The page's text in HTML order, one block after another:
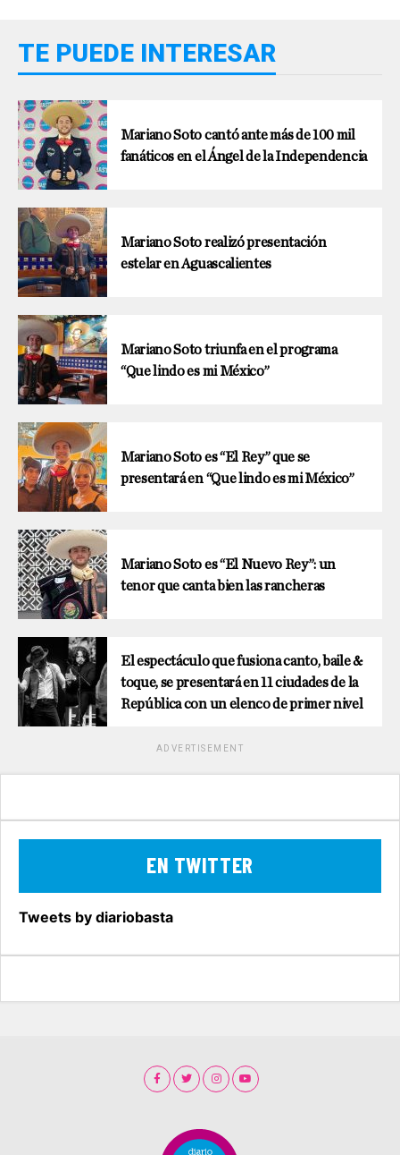
TE PUEDE INTERESAR
Mariano Soto cantó ante más de 100 mil
fanáticos en el Ángel de la Independencia
Mariano Soto realizó presentación
estelar en Aguascalientes
Mariano Soto triunfa en el programa
“Que lindo es mi México”
Mariano Soto es “El Rey” que se
presentará en “Que lindo es mi México”
Mariano Soto es “El Nuevo Rey”: un
tenor que canta bien las rancheras
El espectáculo que fusiona canto, baile &
toque, se presentará en 11 ciudades de la
República con un elenco de primer nivel
ADVERTISEMENT
EN TWITTER
Tweets by diariobasta